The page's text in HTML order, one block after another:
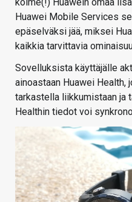
kolme(!) Huawein omaa
Huawei Mobile Services
epäselväksi jää, miksei
kaikkia tarvittavia
Sovelluksista käyttäjälle
ainoastaan Huawei Health,
tarkastella liikkumistaan ja
Healthin tiedot voi